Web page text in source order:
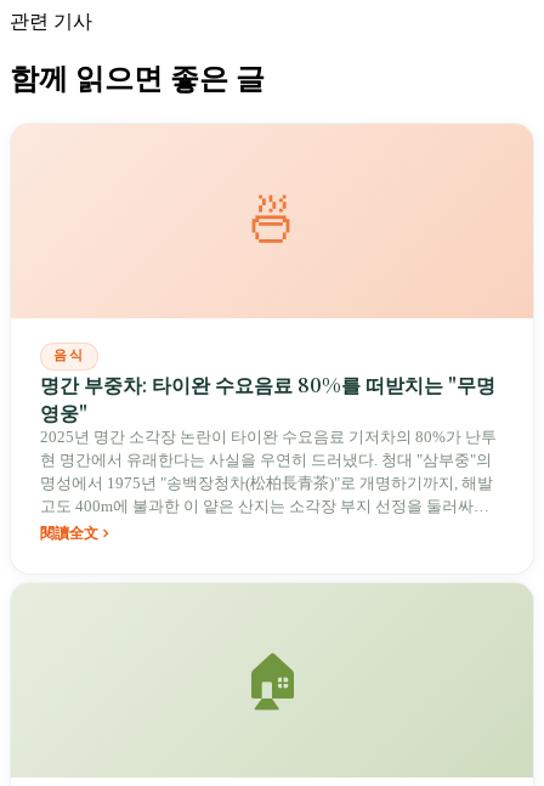
관련 기사
함께 읽으면 좋은 글
🍜
음식
명간 부중차: 타이완 수요음료 80%를 떠받치는 "무명
영웅"
2025년 명간 소각장 논란이 타이완 수요음료 기저차의 80%가 난투
현 명간에서 유래한다는 사실을 우연히 드러냈다. 청대 "삼부중"의
명성에서 1975년 "송백장청차(松柏長青茶)"로 개명하기까지, 해발
고도 400m에 불과한 이 얕은 산지는 소각장 부지 선정을 둘러싸고
차향(茶鄉)의 생존권을 지키는 치열한 싸움에 직면해 있다.
閱讀全文
🏠